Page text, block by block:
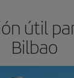
útil
Bilbao